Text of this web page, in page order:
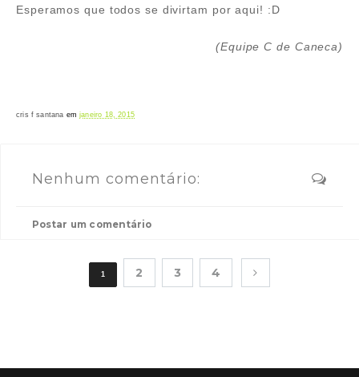
Esperamos que todos se divirtam por aqui! :D
(Equipe C de Caneca)
cris f santana emjaneiro 18, 2015
Nenhum comentário:
Postar um comentário
1 2 3 4